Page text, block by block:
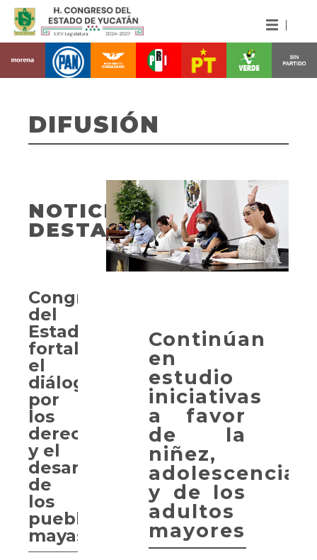
DIFUSIÓN
Continúan
en
estudio
iniciativas
a favor
de la
niñez,
adolescencia
y de los
adultos
mayores
NOTICIAS
DESTACADAS
Congreso
del
Estado
fortalece
el
diálogo
por
los
derechos
y el
desarrollo
de
los
pueblos
mayas